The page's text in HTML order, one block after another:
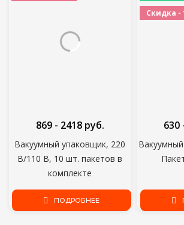
Вакуумный упаковщик, 220
В/110 В, 10 шт. пакетов в
комплекте
869 - 2418 руб.
ПОДРОБНЕЕ
Скидка -
630